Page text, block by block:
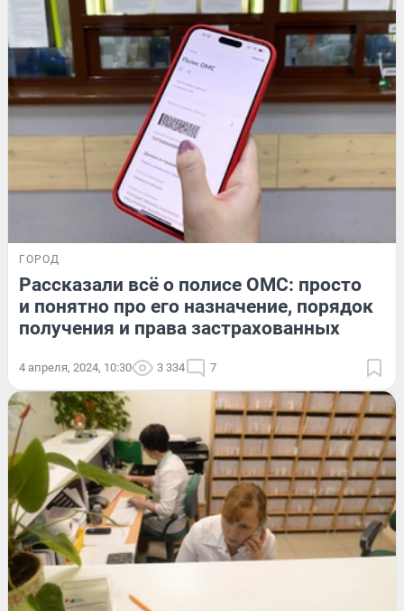
ГОРОД
Рассказали всё о полисе ОМС: просто
и понятно про его назначение, порядок
получения и права застрахованных
4 апреля, 2024, 10:30 3 334 7